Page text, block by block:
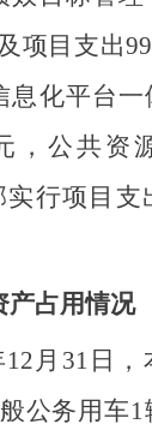
项目支出
息化平台一
，公共资
实行项目支
产占用情况
12 月 31 日
公务用车1